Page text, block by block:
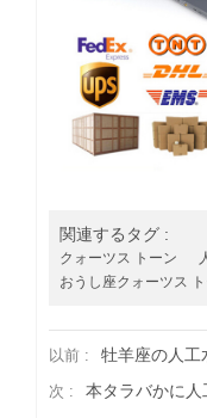
関連するタグ :
クォーツス トーン
おうし座クォーツス
以前 : 牡羊座の人工
次 : 本タラバかに